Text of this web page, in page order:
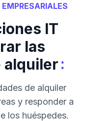
IT
las
alquiler:
de alquiler
y responder a
los huéspedes.